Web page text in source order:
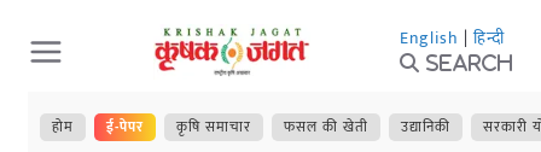
Skip
to
content
English | हिन्दी
Search
होम ई-पेपर कृषि समाचार फसल की खेती उद्यानिकी सरकारी